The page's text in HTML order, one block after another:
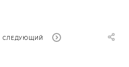
СЛЕДУЮЩИЙ